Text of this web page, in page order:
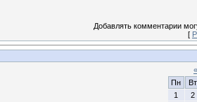
Добавлять комментарии
[
«
Пн
Вт
1
2